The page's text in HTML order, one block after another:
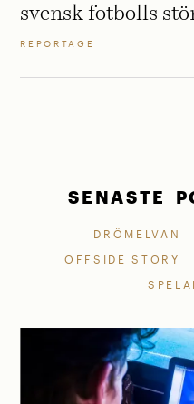
svensk fotbolls
REPORTAGE
SENASTE
DRÖMELVAN
OFFSIDE STORY